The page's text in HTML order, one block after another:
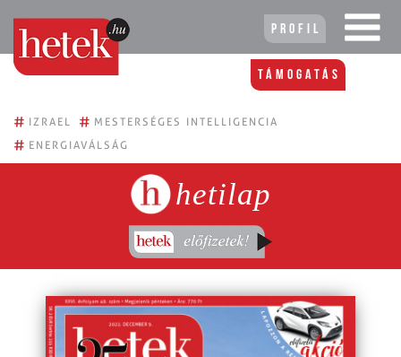
Profil
Támogatás
# IZRAEL # MESTERSÉGES INTELLIGENCIA
# ENERGIAVÁLSÁG
hetilap